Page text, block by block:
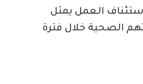
العمل يمثل
الصحية خلال فترة